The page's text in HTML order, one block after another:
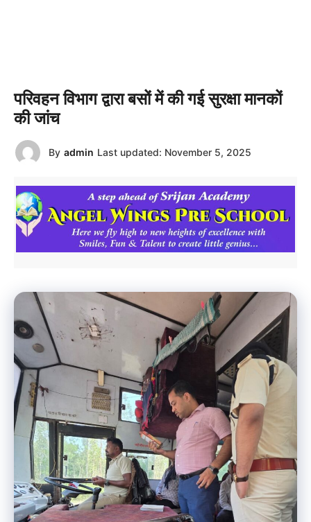
परिवहन विभाग द्वारा बसों में की गई सुरक्षा मानकों
की जांच
By admin Last updated: November 5, 2025